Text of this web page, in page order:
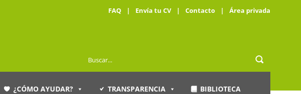
FAQ | Envía tu CV | Contacto | Área privada
¿CÓMO AYUDAR? TRANSPARENCIA BIBLIOTECA